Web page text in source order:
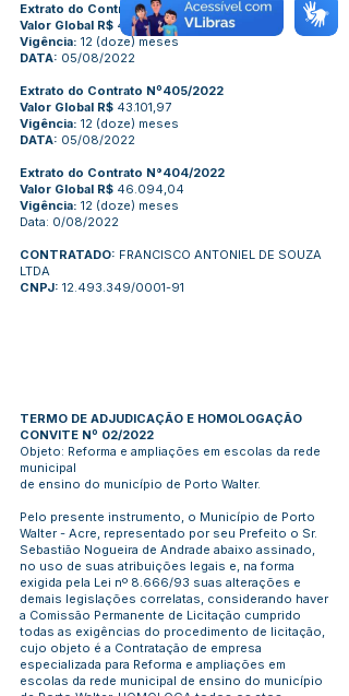
Extrato do Contrato Nº406/2022
Valor Global R$ 40.633,38
Vigência: 12 (doze) meses
DATA: 05/08/2022
Extrato do Contrato Nº405/2022
Valor Global R$ 43.101,97
Vigência: 12 (doze) meses
DATA: 05/08/2022
Extrato do Contrato N°404/2022
Valor Global R$ 46.094,04
Vigência: 12 (doze) meses
Data: 0/08/2022
CONTRATADO: FRANCISCO ANTONIEL DE SOUZA
LTDA
CNPJ: 12.493.349/0001-91
TERMO DE ADJUDICAÇÃO E HOMOLOGAÇÃO
CONVITE Nº 02/2022
Objeto: Reforma e ampliações em escolas da rede
municipal
de ensino do município de Porto Walter.
Pelo presente instrumento, o Município de Porto
Walter - Acre, representado por seu Prefeito o Sr.
Sebastião Nogueira de Andrade abaixo assinado,
no uso de suas atribuições legais e, na forma
exigida pela Lei nº 8.666/93 suas alterações e
demais legislações correlatas, considerando haver
a Comissão Permanente de Licitação cumprido
todas as exigências do procedimento de licitação,
cujo objeto é a Contratação de empresa
especializada para Reforma e ampliações em
escolas da rede municipal de ensino do município